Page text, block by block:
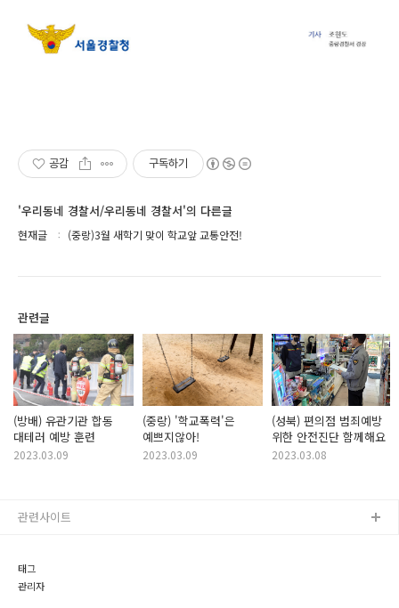
공감 구독하기
'우리동네 경찰서/우리동네 경찰서'의 다른글
현재글 (중랑)3월 새학기 맞이 학교앞 교통안전!
관련글
(방배) 유관기관 합동
대테러 예방 훈련
2023.03.09
(중랑) '학교폭력'은
예쁘지않아!
2023.03.09
(성북) 편의점 범죄예방
위한 안전진단 함께해요
2023.03.08
태그
관리자
관련사이트